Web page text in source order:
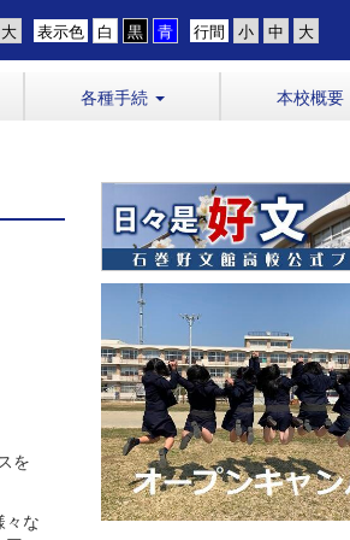
行間
表示色
各種手続 本校概要
を
な